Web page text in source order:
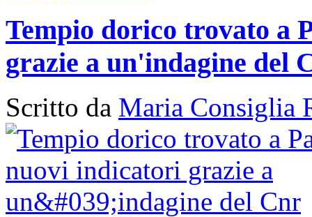
Tempio dorico trovato a
grazie a un'indagine del
Scritto da Maria Consiglia